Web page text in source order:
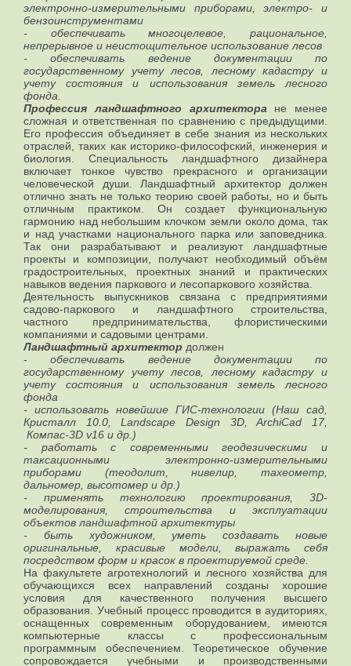
электронно-измерительными приборами, электро- и
бензоинструментами
- обеспечивать многоцелевое, рациональное,
непрерывное и неистощительное использование лесов
- обеспечивать ведение документации по
государственному учету лесов, лесному кадастру и
учету состояния и использования земель лесного
фонда.
Профессия ландшафтного архитектора не менее
сложная и ответственная по сравнению с предыдущими.
Его профессия объединяет в себе знания из нескольких
отраслей, таких как историко-философский, инженерия и
биология. Специальность ландшафтного дизайнера
включает тонкое чувство прекрасного и организации
человеческой души. Ландшафтный архитектор должен
отлично знать не только теорию своей работы, но и быть
отличным практиком. Он создает функциональную
гармонию над небольшим клочком земли около дома, так
и над участками национального парка или заповедника.
Так они разрабатывают и реализуют ландшафтные
проекты и композиции, получают необходимый объём
градостроительных, проектных знаний и практических
навыков ведения паркового и лесопаркового хозяйства.
Деятельность выпускников связана с предприятиями
садово-паркового и ландшафтного строительства,
частного предпринимательства, флористическими
компаниями и садовыми центрами.
Ландшафтный архитектор должен
-обеспечивать ведение документации по
государственному учету лесов, лесному кадастру и
учету состояния и использования земель лесного
фонда
- использовать новейшие ГИС-технологии (Наш сад,
Кристалл 10.0, Landscape Design 3D, ArchiCad 17,
Компас-3D v16 и др.)
- работать с современными геодезическими и
таксационными электронно-измерительными
приборами (теодолит, нивелир, тахеометр,
дальномер, высотомер и др.)
- применять технологию проектирования, 3D-
моделирования, строительства и эксплуатации
объектов ландшафтной архитектуры
- быть художником, уметь создавать новые
оригинальные, красивые модели, выражать себя
посредством форм и красок в проектируемой среде.
На факультете агротехнологий и лесного хозяйства для
обучающихся всех направлений созданы хорошие
условия для качественного получения высшего
образования. Учебный процесс проводится в аудиториях,
оснащенных современным оборудованием, имеются
компьютерные классы с профессиональным
программным обеспечением. Теоретическое обучение
сопровождается учебными и производственными